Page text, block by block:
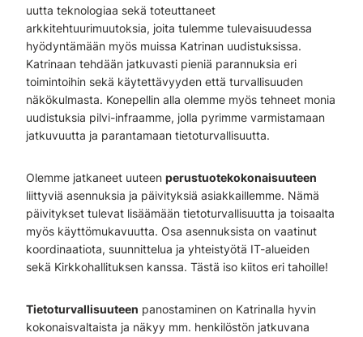
uutta teknologiaa sekä toteuttaneet
arkkitehtuurimuutoksia, joita tulemme tulevaisuudessa
hyödyntämään myös muissa Katrinan uudistuksissa.
Katrinaan tehdään jatkuvasti pieniä parannuksia eri
toimintoihin sekä käytettävyyden että turvallisuuden
näkökulmasta. Konepellin alla olemme myös tehneet monia
uudistuksia pilvi-infraamme, jolla pyrimme varmistamaan
jatkuvuutta ja parantamaan tietoturvallisuutta.
Olemme jatkaneet uuteen perustuotekokonaisuuteen
liittyviä asennuksia ja päivityksiä asiakkaillemme. Nämä
päivitykset tulevat lisäämään tietoturvallisuutta ja toisaalta
myös käyttömukavuutta. Osa asennuksista on vaatinut
koordinaatiota, suunnittelua ja yhteistyötä IT-alueiden
sekä Kirkkohallituksen kanssa. Tästä iso kiitos eri tahoille!
Tietoturvallisuuteen panostaminen on Katrinalla hyvin
kokonaisvaltaista ja näkyy mm. henkilöstön jatkuvana